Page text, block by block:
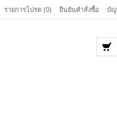
รายการโปรด (0) ยืนยันคำสั่งซื้อ บัญ